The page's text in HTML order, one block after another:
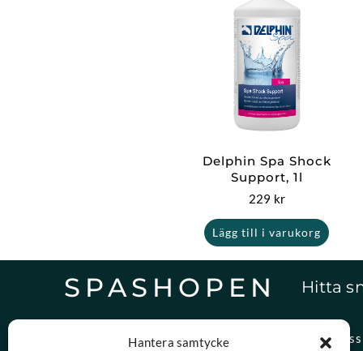
Hantera samtycke
Delphin Spa Shock
Support, 1l
229 kr
Lägg till i varukorg
SPASHOPEN Hitta
Om oss